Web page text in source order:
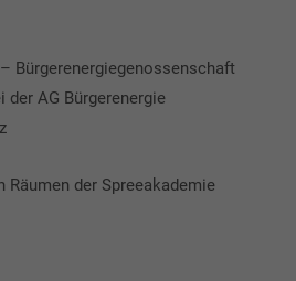
Bürgerenergiegenossenschaft
der AG Bürgerenergie
Räumen der Spreeakademie